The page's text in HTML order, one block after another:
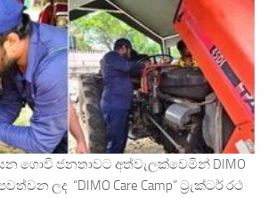
ගොවි ජනතාවට අත්වැලක්වෙමින් DIMO
ලද “DIMO Care Camp” ට්‍රැක්ටර් රථ